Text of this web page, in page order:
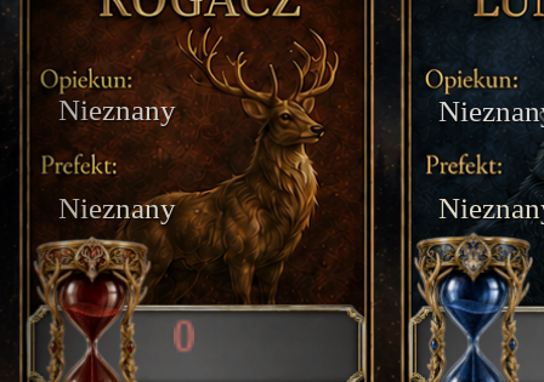
0
Nieznany
Nieznany